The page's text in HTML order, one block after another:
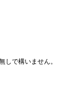
で構いません。